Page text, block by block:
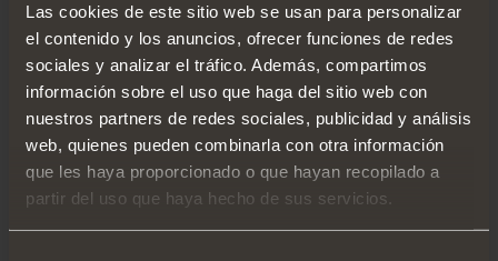
Las cookies de este sitio web se usan para personalizar
el contenido y los anuncios, ofrecer funciones de redes
sociales y analizar el tráfico. Además, compartimos
información sobre el uso que haga del sitio web con
nuestros partners de redes sociales, publicidad y análisis
web, quienes pueden combinarla con otra información
que les haya proporcionado o que hayan recopilado a
partir del uso que haya hecho de sus servicios.
PIN, SISTEMA PARA LA
DISPOSICIÓN DE ELEMENTOS